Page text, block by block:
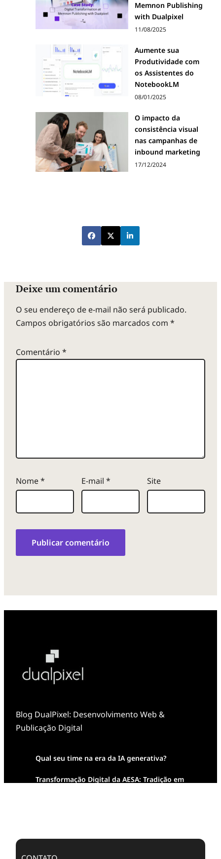
Memnon Publishing
with Dualpixel
11/08/2025
Aumente sua
Produtividade com
os Assistentes do
NotebookLM
08/01/2025
O impacto da
consistência visual
nas campanhas de
inbound marketing
17/12/2024
Deixe um comentário
O seu endereço de e-mail não será publicado.
Campos obrigatórios são marcados com *
Comentário *
Nome* E-mail * Site
Blog DualPixel: Desenvolvimento Web &
Publicação Digital
Qual seu time na era da IA generativa?
Transformação Digital da AESA: Tradição em